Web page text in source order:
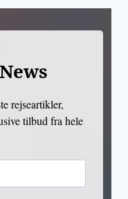
rejseartikler,
tilbud fra hele